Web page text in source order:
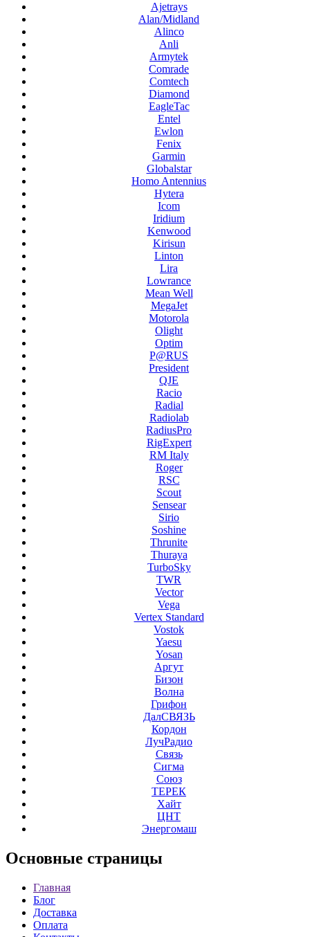
Ajetrays
Alan/Midland
Alinco
Anli
Armytek
Comrade
Comtech
Diamond
EagleTac
Entel
Ewlon
Fenix
Garmin
Globalstar
Homo Antennius
Hytera
Icom
Iridium
Kenwood
Kirisun
Linton
Lira
Lowrance
Mean Well
MegaJet
Motorola
Olight
Optim
P@RUS
President
QJE
Racio
Radial
Radiolab
RadiusPro
RigExpert
RM Italy
Roger
RSC
Scout
Sensear
Sirio
Soshine
Thrunite
Thuraya
TurboSky
TWR
Vector
Vega
Vertex Standard
Vostok
Yaesu
Yosan
Аргут
Бизон
Волна
Грифон
ДалСВЯЗЬ
Кордон
ЛучРадио
Связь
Сигма
Союз
ТЕРЕК
Хайт
ЦНТ
Энергомаш
Основные страницы
Главная
Блог
Доставка
Оплата